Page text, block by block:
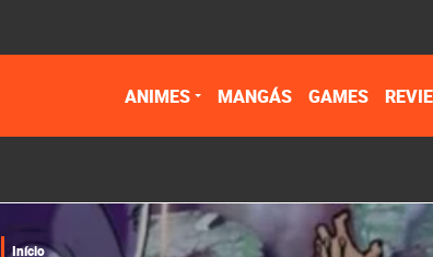
ANIMES MANGÁS GAMES
Início